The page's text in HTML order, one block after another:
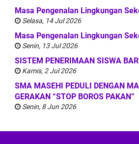
Masa Pengenalan Lingkungan
Selasa, 14 Jul 2026
Masa Pengenalan Lingkungan
Senin, 13 Jul 2026
SISTEM PENERIMAAN SISWA
Kamis, 2 Jul 2026
SMA MASEHI PEDULI DENGAN
GERAKAN “STOP BOROS PAKAN”
Senin, 8 Jun 2026